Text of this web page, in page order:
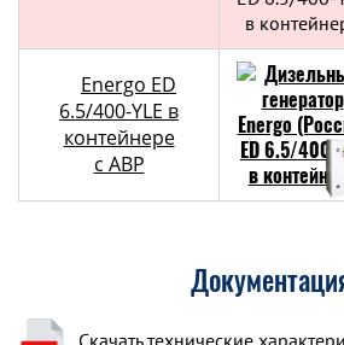
Energo ED
6.5/400-YLE в
контейнере
c АВР
Скачать технические